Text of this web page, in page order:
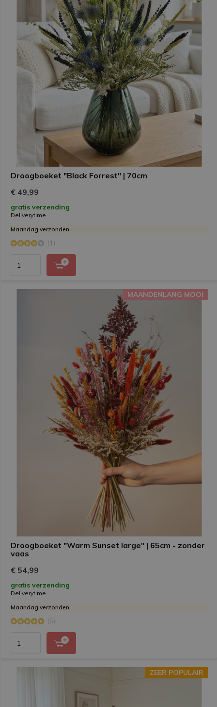
Droogboeket "Black Forrest" | 70cm
€ 49,99
gratis verzending
Deliverytime
Maandag verzonden
(1)
Droogboeket "Warm Sunset large" | 65cm - zonder
vaas
MAANDENLANG MOOI
€ 54,99
gratis verzending
Deliverytime
Maandag verzonden
(5)
ZEER POPULAIR